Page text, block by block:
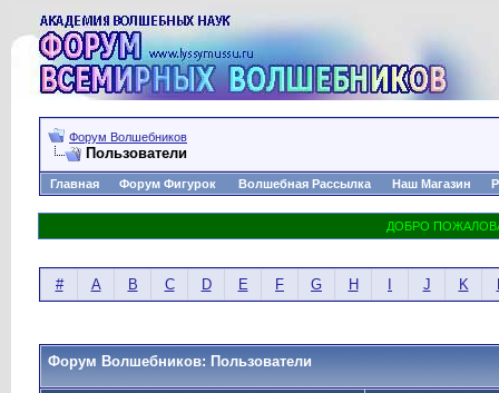
Форум Волшебников
Пользователи
Главная Форум Фигурок Волшебная Рассылка Наш Магазин
# A B C D E F G H J K
Форум Волшебников: Пользователи